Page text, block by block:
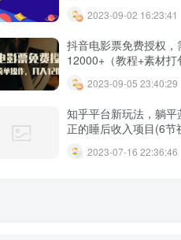
2023-09-02 16:23:41
抖音电影票免费授权
12000+（教程+素材打
2023-09-05 23:40:29
知乎平台新玩法，躺
正的睡后收入项目(6节
2023-07-16 22:36:46